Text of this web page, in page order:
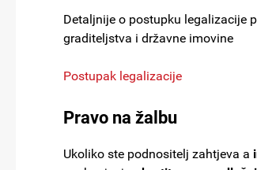
Detaljnije o postupku legalizacije
graditeljstva i državne imovine
Postupak legalizacije
Pravo na žalbu
Ukoliko ste podnositelj zahtjeva a